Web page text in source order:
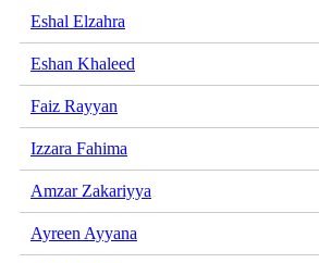
Eshal Elzahra
Eshan Khaleed
Faiz Rayyan
Izzara Fahima
Amzar Zakariyya
Ayreen Ayyana